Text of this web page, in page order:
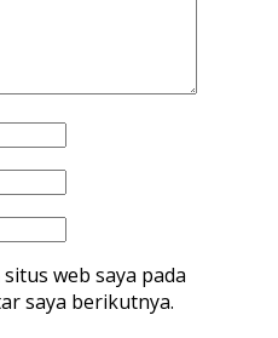
web saya pada
saya berikutnya.